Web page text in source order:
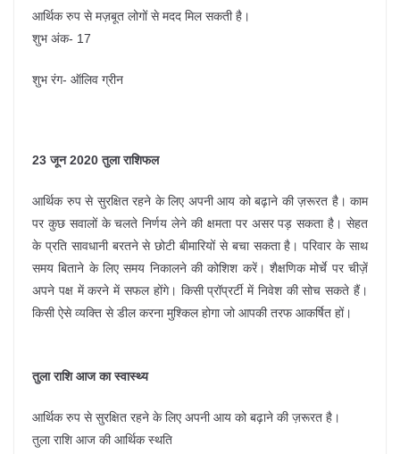
आर्थिक रुप से मज़बूत लोगों से मदद मिल सकती है।
शुभ अंक- 17
शुभ रंग- ऑलिव ग्रीन
23 जून 2020 तुला राशिफल
आर्थिक रुप से सुरक्षित रहने के लिए अपनी आय को बढ़ाने की ज़रूरत है। काम
पर कुछ सवालों के चलते निर्णय लेने की क्षमता पर असर पड़ सकता है। सेहत
के प्रति सावधानी बरतने से छोटी बीमारियों से बचा सकता है। परिवार के साथ
समय बिताने के लिए समय निकालने की कोशिश करें। शैक्षणिक मोर्चे पर चीज़ें
अपने पक्ष में करने में सफल होंगे। किसी प्रॉप्रर्टी में निवेश की सोच सकते हैं।
किसी ऐसे व्यक्ति से डील करना मुश्किल होगा जो आपकी तरफ आकर्षित हों।
तुला राशि आज का स्वास्थ्य
आर्थिक रुप से सुरक्षित रहने के लिए अपनी आय को बढ़ाने की ज़रूरत है।
तुला राशि आज की आर्थिक स्थति